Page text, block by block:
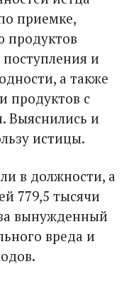
приемке,
продуктов
и
а также
продуктов с
Выяснились и
истицы.
в должности, а
779,5 тысячи
вынужденный
вреда и